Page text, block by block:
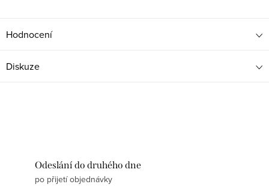
Hodnocení
Diskuze
Odeslání do druhého dne
po přijetí objednávky